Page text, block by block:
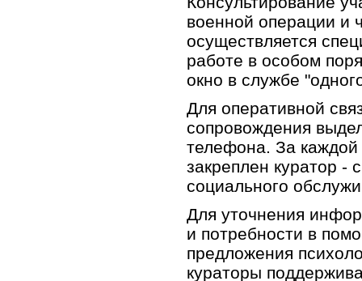
военной операции и
осуществляется
работе в особом
окно в службе
Для оперативной
сопровождения
телефона. За
закреплен куратор -
социального
Для уточнения
и потребности в
предложения
кураторы